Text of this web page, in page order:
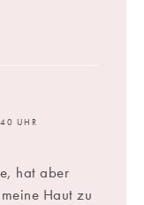
UHR
hat aber
Haut zu